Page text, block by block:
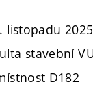
listopadu 2025
stavební
D182